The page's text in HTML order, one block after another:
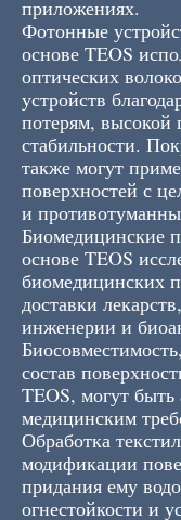
приложениях.
Фотонные
основе TEOS
оптических
устройств
потерям, высокой
стабильности.
также могут
поверхностей с
и
Биомедицинские
основе TEOS
биомедицинских
доставки
инженерии и
состав
TEOS, могут
медицинским
Обработка
модификации
придания ему
огнестойкости и